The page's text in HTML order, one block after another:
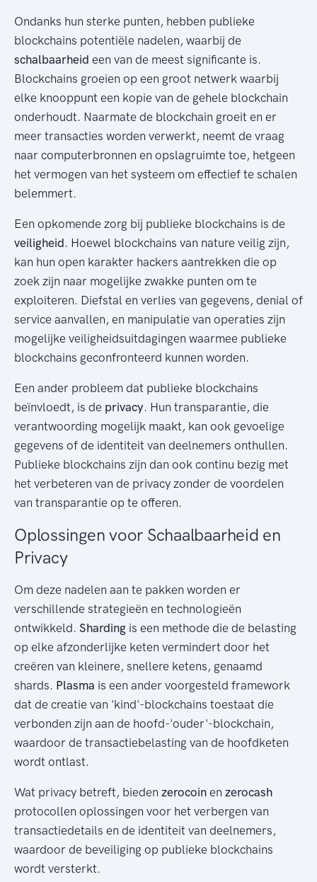
Ondanks hun sterke punten, hebben publieke
blockchains potentiële nadelen, waarbij de
schalbaarheid een van de meest significante is.
Blockchains groeien op een groot netwerk waarbij
elke knooppunt een kopie van de gehele blockchain
onderhoudt. Naarmate de blockchain groeit en er
meer transacties worden verwerkt, neemt de vraag
naar computerbronnen en opslagruimte toe, hetgeen
het vermogen van het systeem om effectief te schalen
belemmert.
Een opkomende zorg bij publieke blockchains is de
veiligheid. Hoewel blockchains van nature veilig zijn,
kan hun open karakter hackers aantrekken die op
zoek zijn naar mogelijke zwakke punten om te
exploiteren. Diefstal en verlies van gegevens, denial of
service aanvallen, en manipulatie van operaties zijn
mogelijke veiligheidsuitdagingen waarmee publieke
blockchains geconfronteerd kunnen worden.
Een ander probleem dat publieke blockchains
beïnvloedt, is de privacy. Hun transparantie, die
verantwoording mogelijk maakt, kan ook gevoelige
gegevens of de identiteit van deelnemers onthullen.
Publieke blockchains zijn dan ook continu bezig met
het verbeteren van de privacy zonder de voordelen
van transparantie op te offeren.
Oplossingen voor Schaalbaarheid en
Privacy
Om deze nadelen aan te pakken worden er
verschillende strategieën en technologieën
ontwikkeld. Sharding is een methode die de belasting
op elke afzonderlijke keten vermindert door het
creëren van kleinere, snellere ketens, genaamd
shards. Plasma is een ander voorgesteld framework
dat de creatie van 'kind'-blockchains toestaat die
verbonden zijn aan de hoofd-'ouder'-blockchain,
waardoor de transactiebelasting van de hoofdketen
wordt ontlast.
Wat privacy betreft, bieden zerocoin en zerocash
protocollen oplossingen voor het verbergen van
transactiedetails en de identiteit van deelnemers,
waardoor de beveiliging op publieke blockchains
wordt versterkt.